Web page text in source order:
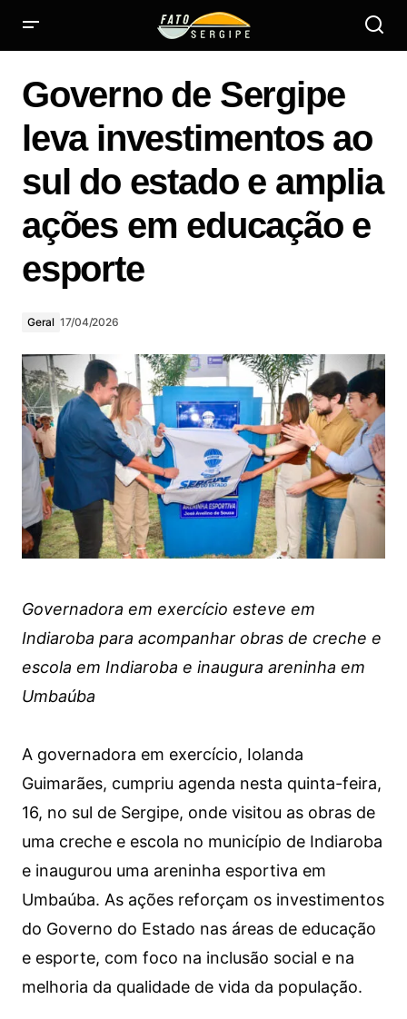
Governo de Sergipe
leva investimentos ao
sul do estado e amplia
ações em educação e
esporte
Geral 17/04/2026
Governadora em exercício esteve em
Indiaroba para acompanhar obras de creche e
escola em Indiaroba e inaugura areninha em
Umbaúba
A governadora em exercício, Iolanda
Guimarães, cumpriu agenda nesta quinta-feira,
16, no sul de Sergipe, onde visitou as obras de
uma creche e escola no município de Indiaroba
e inaugurou uma areninha esportiva em
Umbaúba. As ações reforçam os investimentos
do Governo do Estado nas áreas de educação
e esporte, com foco na inclusão social e na
melhoria da qualidade de vida da população.